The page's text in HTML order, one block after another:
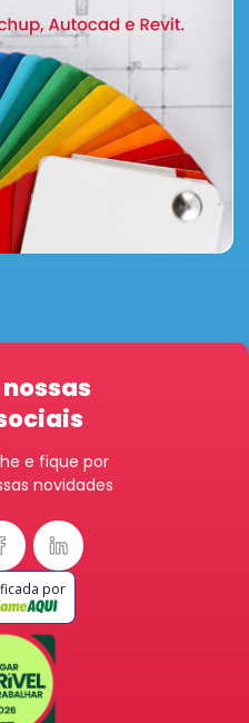
e fique por
novidades
por